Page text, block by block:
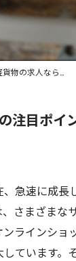
注目ポイ
急速に成長
さまざまな
ラインショ
ています。